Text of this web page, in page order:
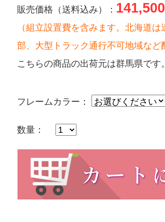
販売価格（送料込み）： 141,500
（組立設置費を含みます。北海道
部、大型トラック通行不可地域な
こちらの商品の出荷元は群馬県です
フレームカラー：
数量：